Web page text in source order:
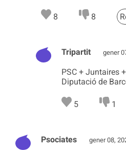
8 8
Tripartit gener
PSC + Juntaires
Diputació de
5 1
Psociates gener 08,